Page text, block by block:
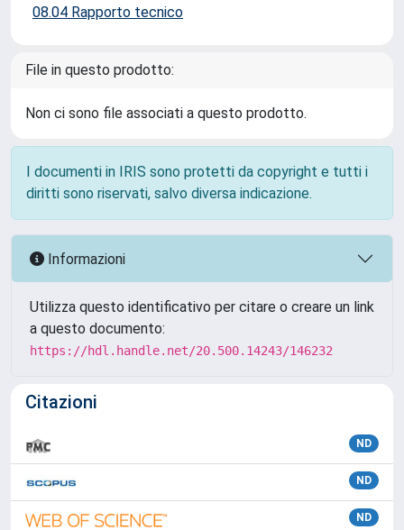
08.04 Rapporto tecnico
File in questo prodotto:
Non ci sono file associati a questo prodotto.
I documenti in IRIS sono protetti da copyright e tutti i
diritti sono riservati, salvo diversa indicazione.
Informazioni
Utilizza questo identificativo per citare o creare un link
a questo documento:
https://hdl.handle.net/20.500.14243/146232
Citazioni
ND
ND
ND